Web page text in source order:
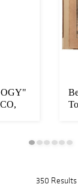
350 Results